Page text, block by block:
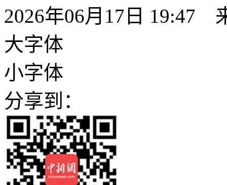
2026年06月17日 19:47
大字体
小字体
分享到：